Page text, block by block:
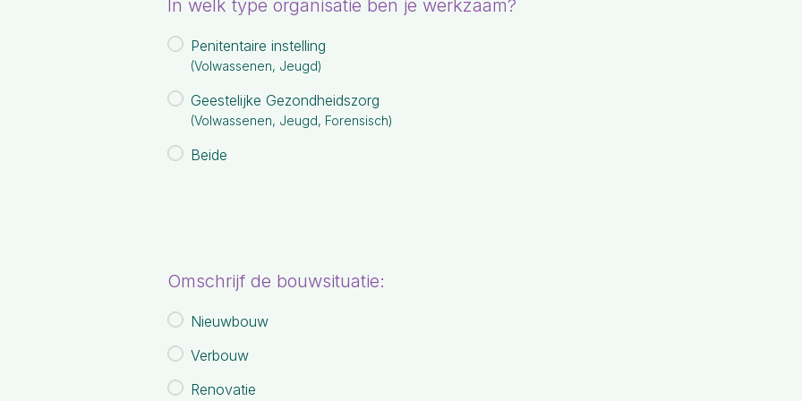
In welk type organisatie ben je werkzaam?
Penitentaire instelling
(Volwassenen, Jeugd)
Geestelijke Gezondheidszorg
(Volwassenen, Jeugd, Forensisch)
Beide
Omschrijf de bouwsituatie:
Nieuwbouw
Verbouw
Renovatie